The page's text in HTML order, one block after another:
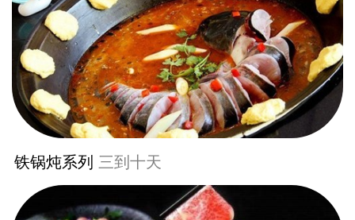
铁锅炖系列 三到十天